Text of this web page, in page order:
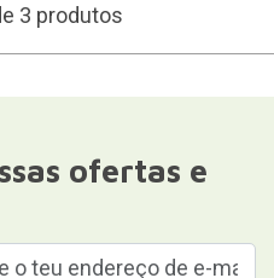
3 produtos
ofertas e